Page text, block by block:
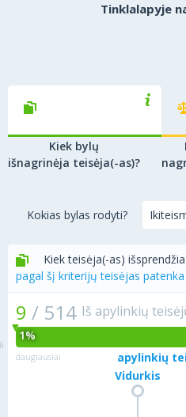
Tinklalapyje
Kiek bylų
išnagrinėja teisėja(-as)?
Kokias bylas rodyti?
Kiek teisėja(-as)
pagal šį kriterijų teisėjas
9 / 514 Iš apylinkių
1%
daugiausiai apylinkių
Vidurkis